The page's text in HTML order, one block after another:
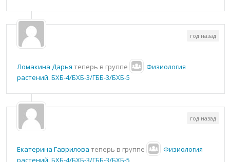
Ломакина Дарья теперь в группе
Физиология
растений. БХБ-4/БХБ-3/ГББ-3/БХБ-5
год назад
Екатерина Гаврилова теперь в группе
Физиология
растений. БХБ-4/БХБ-3/ГББ-3/БХБ-5
год назад